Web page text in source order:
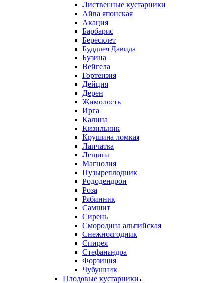
Лиственные кустарники
Айва японская
Акация
Барбарис
Бересклет
Буддлея Давида
Бузина
Вейгела
Гортензия
Дейция
Дерен
Жимолость
Ирга
Калина
Кизильник
Крушина ломкая
Лапчатка
Лещина
Магнолия
Пузыреплодник
Рододендрон
Роза
Рябинник
Самшит
Сирень
Смородина альпийская
Снежноягодник
Спирея
Стефанандра
Форзиция
Чубушник
Плодовые кустарники